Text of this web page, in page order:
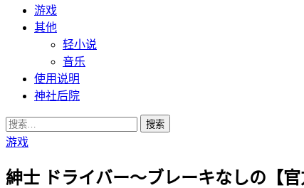
游戏
其他
轻小说
音乐
使用说明
神社后院
搜
索：
游戏
紳士 ドライバー～ブレーキなしの【官